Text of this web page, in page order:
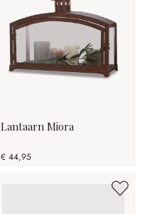
Lantaarn Miora
€ 44,95